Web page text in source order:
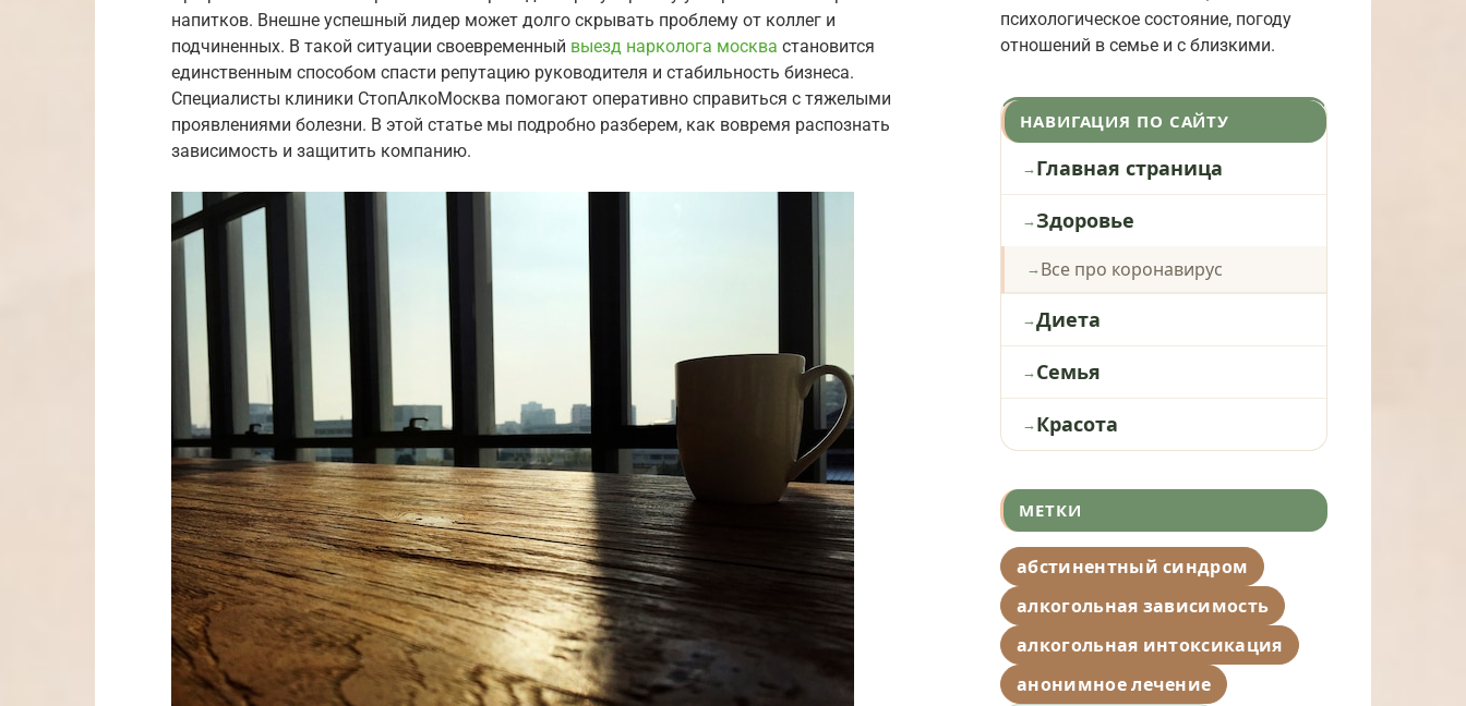
напитков. Внешне успешный лидер может долго скрывать проблему от коллег и
подчиненных. В такой ситуации своевременный выезд нарколога москва становится
единственным способом спасти репутацию руководителя и стабильность бизнеса.
Специалисты клиники СтопАлкоМосква помогают оперативно справиться с тяжелыми
проявлениями болезни. В этой статье мы подробно разберем, как вовремя распознать
зависимость и защитить компанию.
психологическое состояние, погоду
отношений в семье и с близкими.
НАВИГАЦИЯ ПО САЙТУ
Главная страница
Здоровье
Все про коронавирус
Диета
Семья
Красота
МЕТКИ
абстинентный синдром
алкогольная зависимость
алкогольная интоксикация
анонимное лечение